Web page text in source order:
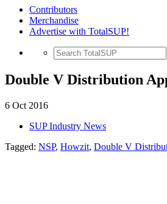
Contributors
Merchandise
Advertise with TotalSUP!
Double V Distribution
6 Oct 2016
SUP Industry News
Tagged: NSP, Howzit, Double V